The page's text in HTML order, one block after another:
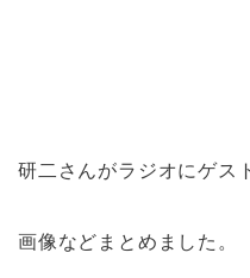
研二さんがラジオにゲス
画像などまとめました。